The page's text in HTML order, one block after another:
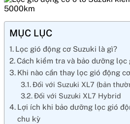
MỤC LỤC
Lọc gió động cơ Suzuki là gì?
Cách kiểm tra và bảo dưỡng lọc
Khi nào cần thay lọc gió động
Đối với Suzuki XL7 (bản
Đối với Suzuki XL7 Hybrid
Lợi ích khi bảo dưỡng lọc gió
chu kỳ